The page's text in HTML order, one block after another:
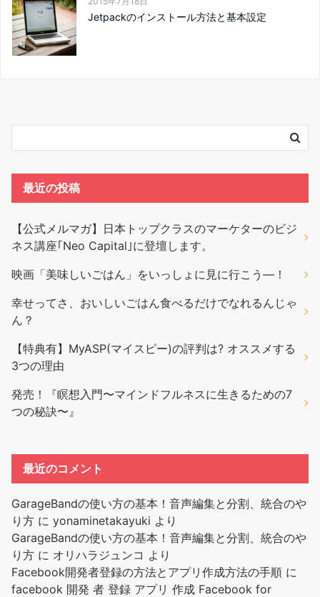
Jetpackのインストール方法と基本設定
最近の投稿
【公式メルマガ】日本トップクラスのマーケターのビジ
ネス講座｢Neo Capital｣に登壇します。
映画「美味しいごはん」をいっしょに見に行こう―！
幸せってさ、おいしいごはん食べるだけでなれるんじゃ
ん？
【特典有】MyASP(マイスピー)の評判は? オススメする
3つの理由
発売！『瞑想入門〜マインドフルネスに生きるための7
つの秘訣〜』
最近のコメント
GarageBandの使い方の基本！音声編集と分割、統合のや
り方 に yonaminetakayuki より
GarageBandの使い方の基本！音声編集と分割、統合のや
り方 に オリハラジュンコ より
Facebook開発者登録の方法とアプリ作成方法の手順 に
facebook 開発 者 登録 アプリ 作成 Facebook for